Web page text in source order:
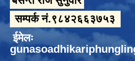
सम्पर्क नं.९८४२६६३७५३
ईमेलः